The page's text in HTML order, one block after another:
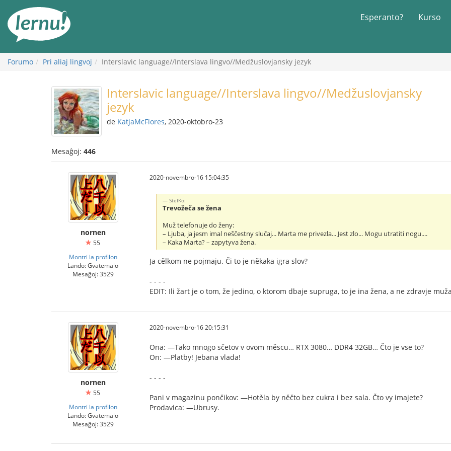
enhavo
Esperanto? Kurso
Forumo Pri aliaj lingvoj Interslavic language//Interslava lingvo//Medžuslovjansky jezyk
Interslavic language//Interslava lingvo//Medžuslovjansky
jezyk
de KatjaMcFlores, 2020-oktobro-23
Mesaĝoj: 446
nornen
55
Montri la profilon
Lando: Gvatemalo
Mesaĝoj: 3529
2020-novembro-16 15:04:35
StefKo:
Trevožeča se žena
Muž telefonuje do ženy:
– Ljuba, ja jesm imal neščestny slučaj... Marta me privezla... Jest zlo... Mogu utratiti nogu....
– Kaka Marta? – zapytyva žena.
Ja cělkom ne pojmaju. Či to je někaka igra slov?
- - - -
EDIT: Ili žart je o tom, že jedino, o ktorom dbaje supruga, to je ina žena, a ne zdravje
nornen
55
Montri la profilon
Lando: Gvatemalo
Mesaĝoj: 3529
2020-novembro-16 20:15:31
Ona: —Tako mnogo sčetov v ovom měscu… RTX 3080… DDR4 32GB… Čto je vse to?
On: —Platby! Jebana vlada!
- - - -
Pani v magazinu pončikov: —Hotěla by něčto bez cukra i bez sala. Čto vy imajete?
Prodavica: —Ubrusy.